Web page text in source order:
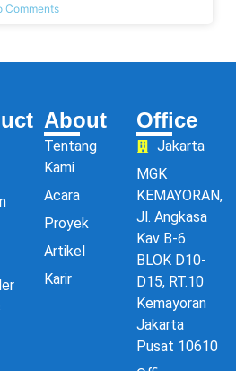
Comments
About
Tentang
Kami
Acara
Proyek
Artikel
Karir
Office
Jakarta
MGK
KEMAYORAN,
Jl. Angkasa
Kav B-6
BLOK D10-
D15, RT.10
Kemayoran
Jakarta
Pusat 10610